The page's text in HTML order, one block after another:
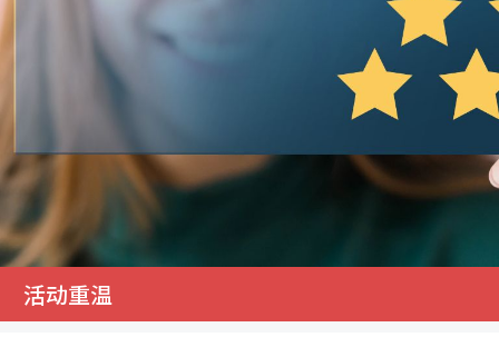
|
庭
服
活动重温